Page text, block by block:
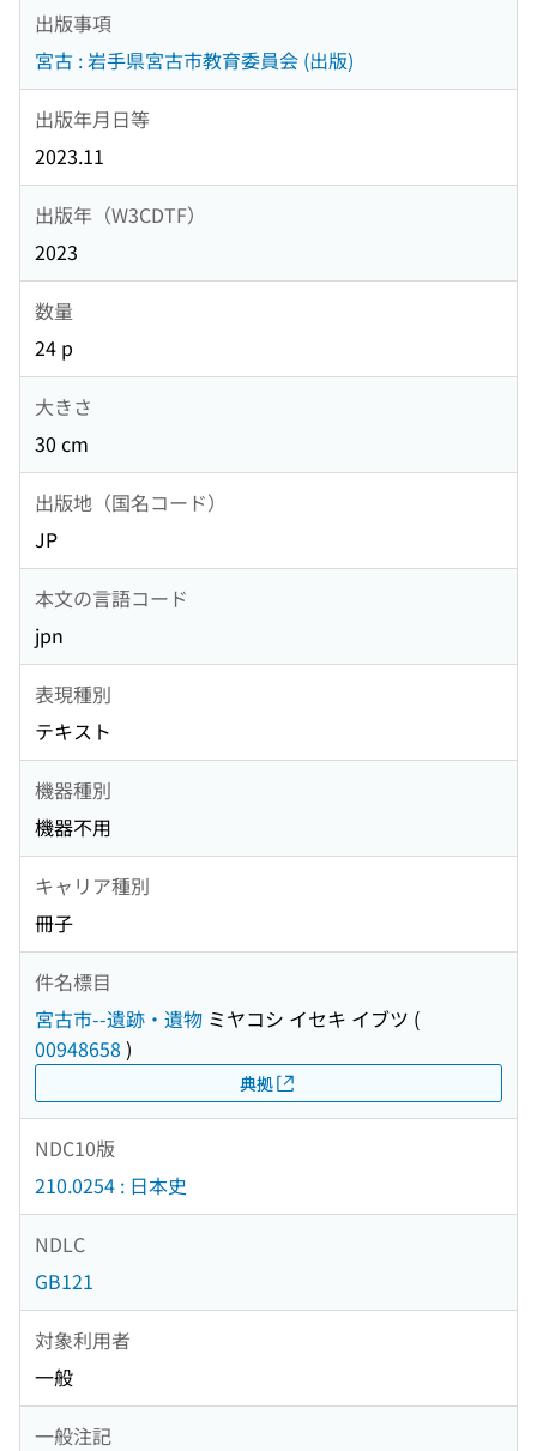
出版事項
宮古 : 岩手県宮古市教育委員会 (出版)
出版年月日等
2023.11
出版年（W3CDTF）
2023
数量
24 p
大きさ
30 cm
出版地（国名コード）
JP
本文の言語コード
jpn
表現種別
テキスト
機器種別
機器不用
キャリア種別
冊子
件名標目
宮古市--遺跡・遺物 ミヤコシ イセキ イブツ (
00948658 )
典拠
NDC10版
210.0254 : 日本史
NDLC
GB121
対象利用者
一般
一般注記